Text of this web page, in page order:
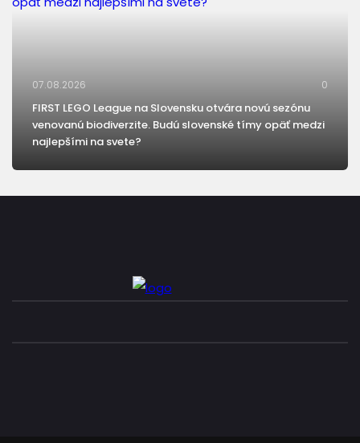
07.08.2026 0
FIRST LEGO League na Slovensku otvára novú sezónu
venovanú biodiverzite. Budú slovenské tímy opäť medzi
najlepšími na svete?